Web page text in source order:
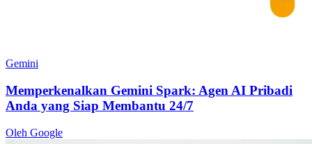
Gemini
Memperkenalkan Gemini Spark: Agen AI Pribadi
Anda yang Siap Membantu 24/7
Oleh Google